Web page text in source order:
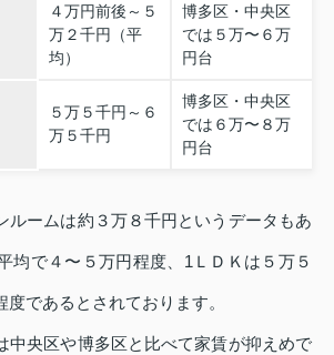
４万円前後～５
万２千円（平
均）
博多区・中央区
では５万〜６万
円台
５万５千円～６
万５千円
博多区・中央区
では６万〜８万
円台
ルームは約３万８千円というデータもあ
均で４〜５万円程度、1ＬＤＫは５万５
であるとされております。
中央区や博多区と比べて家賃が抑えめで